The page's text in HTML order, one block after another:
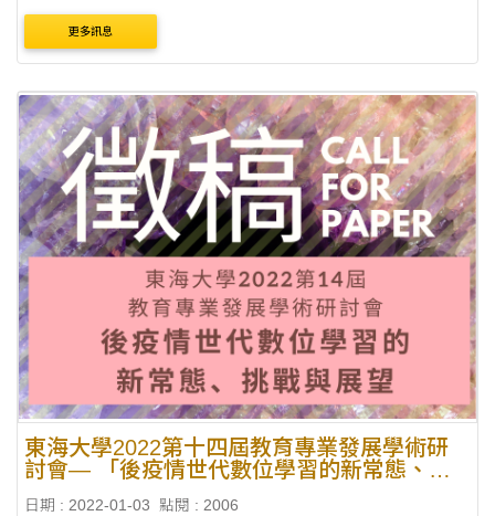
挑戰與展望」 ►學術研討會舉辦日期、時間：111年5月14日
（星期六）08:30~16:40 ►報名日期：111年2月10....
更多訊息
東海大學2022第十四屆教育專業發展學術研
討會— 「後疫情世代數位學習的新常態、挑
日期 : 2022-01-03
點閱 : 2006